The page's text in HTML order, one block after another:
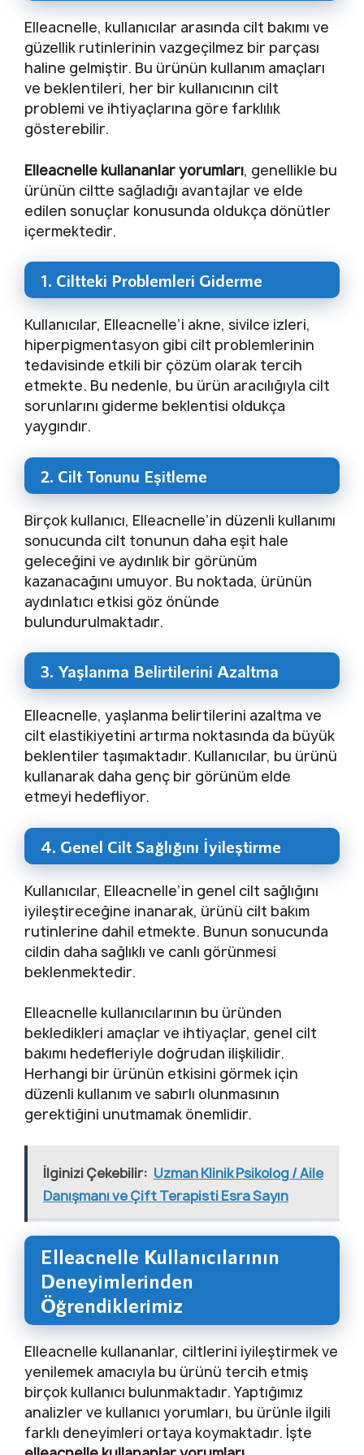
Elleacnelle, kullanıcılar arasında cilt bakımı ve
güzellik rutinlerinin vazgeçilmez bir parçası
haline gelmiştir. Bu ürünün kullanım amaçları
ve beklentileri, her bir kullanıcının cilt
problemi ve ihtiyaçlarına göre farklılık
gösterebilir.
Elleacnelle kullananlar yorumları, genellikle bu
ürünün ciltte sağladığı avantajlar ve elde
edilen sonuçlar konusunda oldukça dönütler
içermektedir.
1. Ciltteki Problemleri Giderme
Kullanıcılar, Elleacnelle’i akne, sivilce izleri,
hiperpigmentasyon gibi cilt problemlerinin
tedavisinde etkili bir çözüm olarak tercih
etmekte. Bu nedenle, bu ürün aracılığıyla cilt
sorunlarını giderme beklentisi oldukça
yaygındır.
2. Cilt Tonunu Eşitleme
Birçok kullanıcı, Elleacnelle’in düzenli kullanımı
sonucunda cilt tonunun daha eşit hale
geleceğini ve aydınlık bir görünüm
kazanacağını umuyor. Bu noktada, ürünün
aydınlatıcı etkisi göz önünde
bulundurulmaktadır.
3. Yaşlanma Belirtilerini Azaltma
Elleacnelle, yaşlanma belirtilerini azaltma ve
cilt elastikiyetini artırma noktasında da büyük
beklentiler taşımaktadır. Kullanıcılar, bu ürünü
kullanarak daha genç bir görünüm elde
etmeyi hedefliyor.
4. Genel Cilt Sağlığını İyileştirme
Kullanıcılar, Elleacnelle’in genel cilt sağlığını
iyileştireceğine inanarak, ürünü cilt bakım
rutinlerine dahil etmekte. Bunun sonucunda
cildin daha sağlıklı ve canlı görünmesi
beklenmektedir.
Elleacnelle kullanıcılarının bu üründen
bekledikleri amaçlar ve ihtiyaçlar, genel cilt
bakımı hedefleriyle doğrudan ilişkilidir.
Herhangi bir ürünün etkisini görmek için
düzenli kullanım ve sabırlı olunmasının
gerektiğini unutmamak önemlidir.
İlginizi Çekebilir: Uzman Klinik Psikolog / Aile
Danışmanı ve Çift Terapisti Esra Sayın
Elleacnelle Kullanıcılarının
Deneyimlerinden
Öğrendiklerimiz
Elleacnelle kullananlar, ciltlerini iyileştirmek ve
yenilemek amacıyla bu ürünü tercih etmiş
birçok kullanıcı bulunmaktadır. Yaptığımız
analizler ve kullanıcı yorumları, bu ürünle ilgili
farklı deneyimleri ortaya koymaktadır. İşte